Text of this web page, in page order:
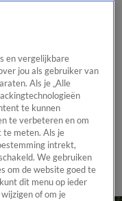
van Hart
Tip de
redactiePanelVideo's
en vergelijkbare
jou als gebruiker van
Als je „Alle
te kunnen
te verbeteren en om
te meten. Als je
intrekt,
We gebruiken
om de website goed te
dit menu op ieder
of om je